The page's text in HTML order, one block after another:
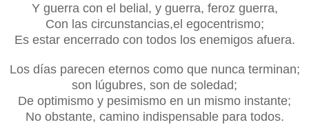
Y guerra con el belial, y guerra, feroz guerra,
Con las circunstancias,el egocentrismo;
Es estar encerrado con todos los enemigos afuera.
Los días parecen eternos como que nunca terminan;
son lúgubres, son de soledad;
De optimismo y pesimismo en un mismo instante;
No obstante, camino indispensable para todos.